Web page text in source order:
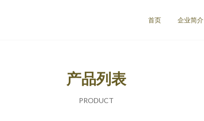
首页 企业简介
产品列表
PRODUCT